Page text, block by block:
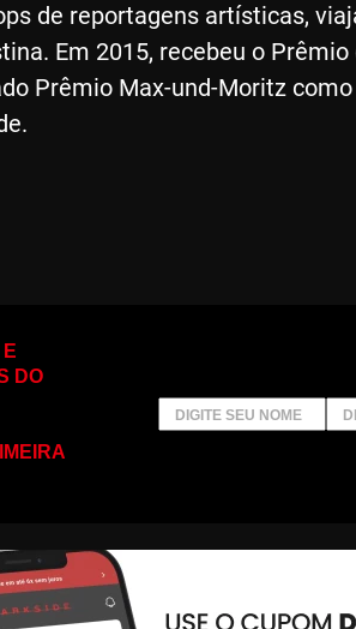
de reportagens artísticas,
Em 2015, recebeu o
Prêmio Max-und-Moritz
DO